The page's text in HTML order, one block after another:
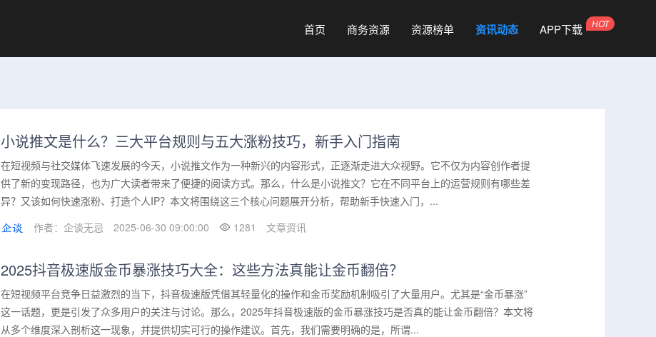
首页 商务资源 资源榜单 资讯动态 APP下载
小说推文是什么？三大平台规则与五大涨粉技巧，新手入门指南
在短视频与社交媒体飞速发展的今天，小说推文作为一种新兴的内容形式，正逐渐走进大众视野。它不仅为内容创作者提
供了新的变现路径，也为广大读者带来了便捷的阅读方式。那么，什么是小说推文？它在不同平台上的运营规则有哪些差
异？又该如何快速涨粉、打造个人IP？本文将围绕这三个核心问题展开分析，帮助新手快速入门，...
作者：企谈无忌
2025-06-30 09:00:00 1281 文章资讯
2025抖音极速版金币暴涨技巧大全：这些方法真能让金币翻倍？
在短视频平台竞争日益激烈的当下，抖音极速版凭借其轻量化的操作和金币奖励机制吸引了大量用户。尤其是“金币暴涨”
这一话题，更是引发了众多用户的关注与讨论。那么，2025年抖音极速版的金币暴涨技巧是否真的能让金币翻倍？本文将
从多个维度深入剖析这一现象，并提供切实可行的操作建议。首先，我们需要明确的是，所谓...